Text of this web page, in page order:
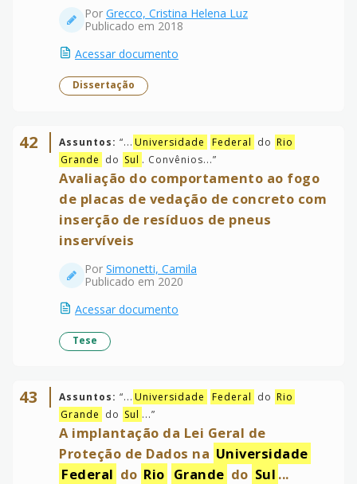
Por Grecco, Cristina Helena Luz
Publicado em 2018
Acessar documento
Dissertação
42 Assuntos: “... Universidade Federal do Rio
Grande do Sul . Convênios...”
Avaliação do comportamento ao fogo
de placas de vedação de concreto com
inserção de resíduos de pneus
inservíveis
Por Simonetti, Camila
Publicado em 2020
Acessar documento
Tese
43 Assuntos: “... Universidade Federal do Rio
Grande do Sul ...”
A implantação da Lei Geral de
Proteção de Dados na Universidade
Federal do Rio Grande do Sul ...